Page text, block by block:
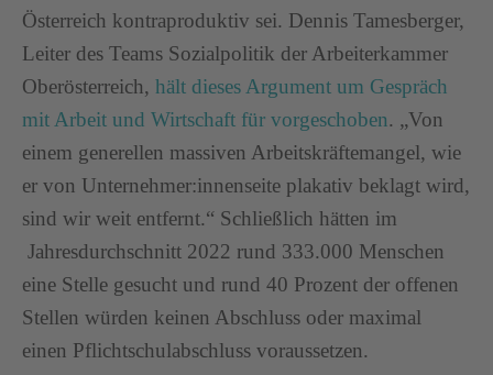
Österreich kontraproduktiv sei. Dennis Tamesberger,
Leiter des Teams Sozialpolitik der Arbeiterkammer
Oberösterreich, hält dieses Argument um Gespräch
mit Arbeit und Wirtschaft für vorgeschoben. „Von
einem generellen massiven Arbeitskräftemangel, wie
er von Unternehmer:innenseite plakativ beklagt wird,
sind wir weit entfernt.“ Schließlich hätten im
Jahresdurchschnitt 2022 rund 333.000 Menschen
eine Stelle gesucht und rund 40 Prozent der offenen
Stellen würden keinen Abschluss oder maximal
einen Pflichtschulabschluss voraussetzen.